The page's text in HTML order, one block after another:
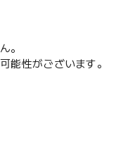
。
能性がございます。